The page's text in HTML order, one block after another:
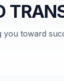
you toward